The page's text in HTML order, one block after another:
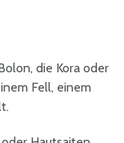
die Kora oder
Fell, einem